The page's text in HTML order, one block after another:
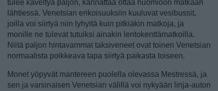
tulee käveltyä paljon, kannattaa ottaa huomioon matkaan
lähtiessä. Venetsian erikoisuuksiin kuuluvat vesibussit,
joilla voi siirtyä niin lyhyitä kuin pitkiäkin matkoja, ja
monille ne tulevat tutuiksi ainakin lentokenttämatkoilla.
Niitä paljon hintavammat taksiveneet ovat toinen Venetsian
normaalista poikkeava tapa siirtyä paikasta toiseen.
Monet yöpyvät mantereen puolella olevassa Mestressä, ja
sen ja varsinaisen Venetsian välillä voi nykyään linja-auton